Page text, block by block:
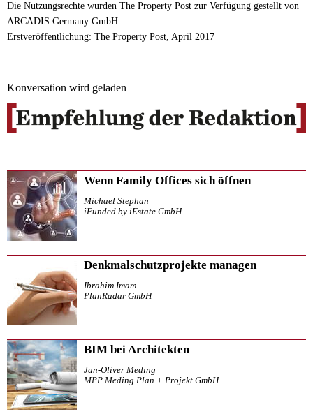
Die Nutzungsrechte wurden The Property Post zur Verfügung gestellt von
ARCADIS Germany GmbH
Erstveröffentlichung: The Property Post, April 2017
Konversation wird geladen
Wenn Family Offices sich öffnen
Michael Stephan
iFunded by iEstate GmbH
Denkmalschutzprojekte managen
Ibrahim Imam
PlanRadar GmbH
BIM bei Architekten
Jan-Oliver Meding
MPP Meding Plan + Projekt GmbH